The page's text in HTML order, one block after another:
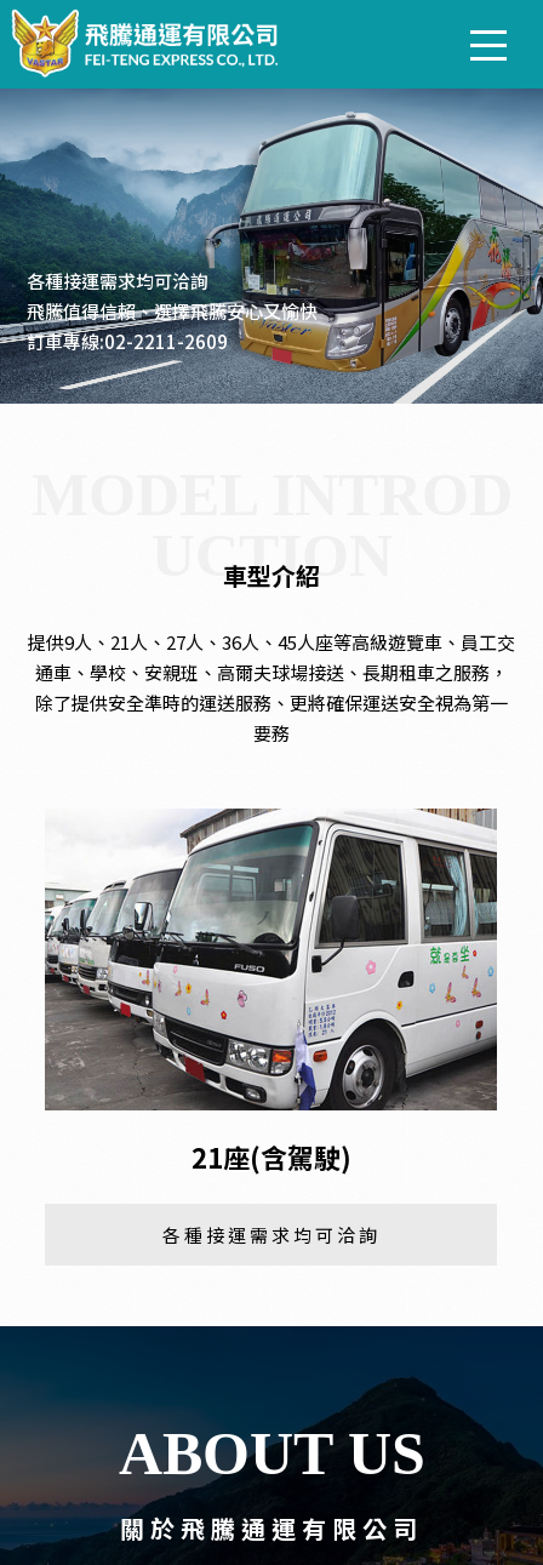
台北巴士租車-選擇多種多樣
關於飛騰
車型介紹
服務項目
聯絡我們
各種接運需求均可洽詢
飛騰值得信賴、選擇飛騰安心又愉快
訂車專線:02-2211-2609
UCTION
車型介紹
提供9人、21人、27人、36人、45人座等高級遊覽車、員工交
通車、學校、安親班、高爾夫球場接送、長期租車之服務，
除了提供安全準時的運送服務、更將確保運送安全視為第一
要務
21座(含駕駛)
各種接運需求均可洽詢
ABOUT US
關於飛騰通運有限公司